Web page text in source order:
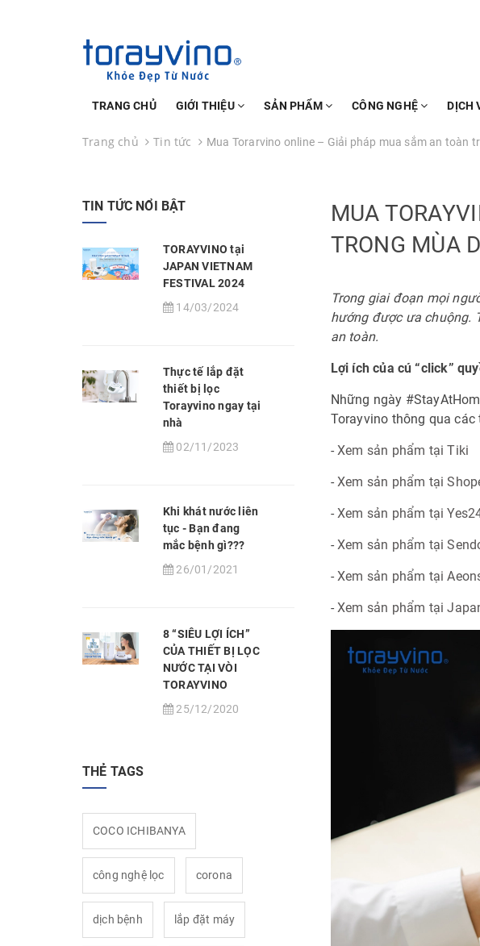
TRANG CHỦ GIỚI THIỆU SẢN PHẨM CÔNG NGHỆ DỊCH
Trang chủ Tin tức Mua Torarvino online – Giải pháp mua sắm an toàn
MUA
TRONG MÙA
Trong giai đoạn mọi
hướng được ưa chuộng.
an toàn.
Lợi ích của cú “click”
Những ngày
Torayvino thông qua
- Xem sản phẩm tại Tiki
- Xem sản phẩm tại
- Xem sản phẩm tại
- Xem sản phẩm tại
- Xem sản phẩm tại
- Xem sản phẩm tại
TIN TỨC NỔI BẬT
TORAYVINO tại
JAPAN VIETNAM
FESTIVAL 2024
14/03/2024
Thực tế lắp đặt
thiết bị lọc
Torayvino ngay tại
nhà
02/11/2023
Khi khát nước liên
tục - Bạn đang
mắc bệnh gì???
26/01/2021
8 “SIÊU LỢI ÍCH”
CỦA THIẾT BỊ LỌC
NƯỚC TẠI VÒI
TORAYVINO
25/12/2020
THẺ TAGS
COCO ICHIBANYA
công nghệ lọc corona
dịch bệnh lắp đặt máy